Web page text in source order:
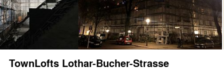
TownLofts Lothar-Bucher-Strasse